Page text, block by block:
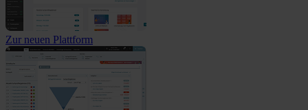
Zur neuen Plattform